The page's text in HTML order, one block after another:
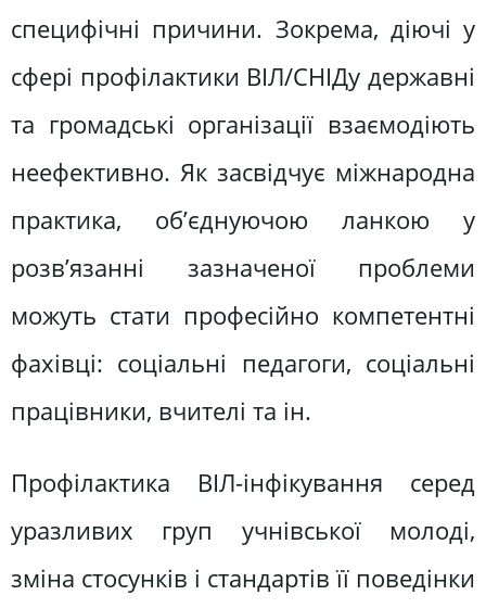
специфічні причини. Зокрема, діючі у
сфері профілактики ВІЛ/СНІДу державні
та громадські організації взаємодіють
неефективно. Як засвідчує міжнародна
практика, об’єднуючою ланкою у
розв’язанні зазначеної проблеми
можуть стати професійно компетентні
фахівці: соціальні педагоги, соціальні
працівники, вчителі та ін.
Профілактика ВІЛ-інфікування серед
уразливих груп учнівської молоді,
зміна стосунків і стандартів її поведінки